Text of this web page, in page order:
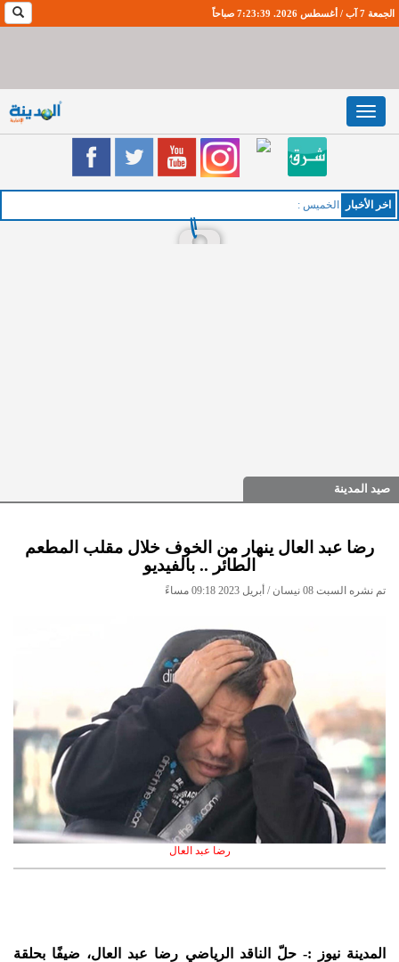
الجمعة 7 آب / أغسطس 2026. 7:23:39 صباحاً
Toggle
navigation
اخر اﻷخبار الخميس : طقس صيفي
صيد المدينة
رضا عبد العال ينهار من الخوف خلال مقلب المطعم
الطائر .. بالفيديو
تم نشره السبت 08 نيسان / أبريل 2023 09:18 مساءً
رضا عبد العال
المدينة نيوز :- حلّ الناقد الرياضي رضا عبد العال، ضيفًا بحلقة